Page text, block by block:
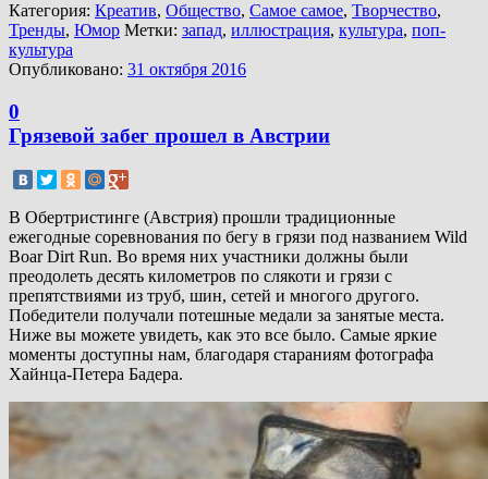
Категория: Креатив, Общество, Самое самое, Творчество,
Тренды, Юмор Метки: запад, иллюстрация, культура, поп-
культура
Опубликовано: 31 октября 2016
0
Грязевой забег прошел в Австрии
В Обертристинге (Австрия) прошли традиционные
ежегодные соревнования по бегу в грязи под названием Wild
Boar Dirt Run. Во время них участники должны были
преодолеть десять километров по слякоти и грязи с
препятствиями из труб, шин, сетей и многого другого.
Победители получали потешные медали за занятые места.
Ниже вы можете увидеть, как это все было. Самые яркие
моменты доступны нам, благодаря стараниям фотографа
Хайнца-Петера Бадера.